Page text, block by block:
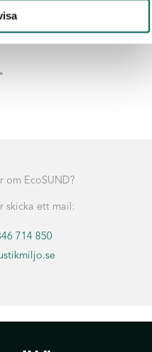
om EcoSUND?
skicka ett mail:
714 850